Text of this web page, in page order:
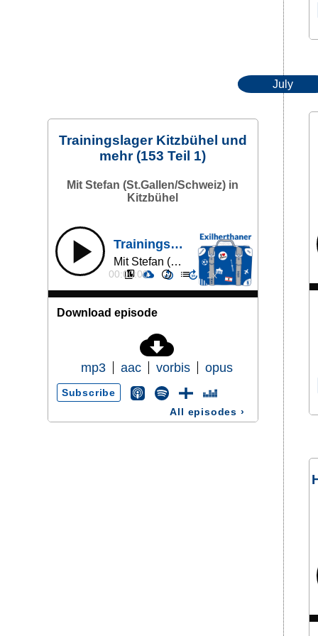
July
Trainingslager Kitzbühel und
mehr (153 Teil 1)
Mit Stefan (St.Gallen/Schweiz) in
Kitzbühel
Trainingslager Kitzbühel und mehr (153 Teil 1)
Mit Stefan (St.Gallen/Schweiz) in Kitzbühel
00:00:00
Download episode
mp3 aac vorbis opus
Subscribe
All episodes ›